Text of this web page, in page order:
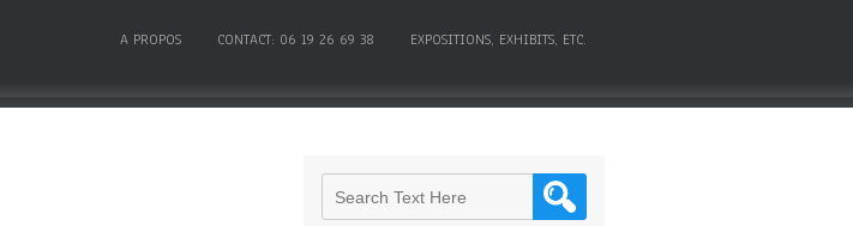
A PROPOS CONTACT: 06 19 26 69 38 EXPOSITIONS, EXHIBITS, ETC.